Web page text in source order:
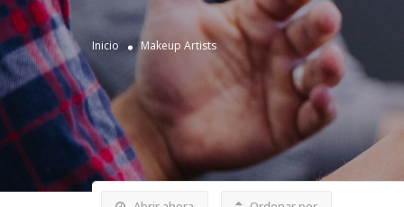
Inicio Makeup Artists